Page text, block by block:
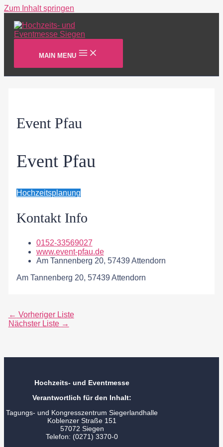
Zum Inhalt springen
MAIN MENU
Event Pfau
Event Pfau
Hochzeitsplanung
Kontakt Info
0152-33569027
www.event-pfau.de
Am Tannenberg 20, 57439 Attendorn
Am Tannenberg 20, 57439 Attendorn
← Vorheriger Liste
Nächster Liste →
Hochzeits- und Eventmesse
Verantwortlich für den Inhalt:
Tagungs- und Kongresszentrum Siegerlandhalle
Koblenzer Straße 151
57072 Siegen
Telefon: (0271) 3370-0